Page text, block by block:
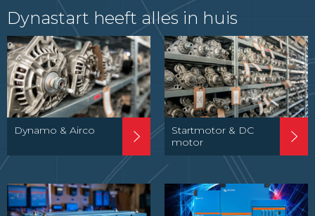
Dynastart heeft alles in huis
Dynamo & Airco
Startmotor & DC
motor